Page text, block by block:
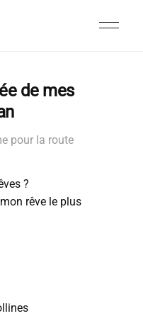
de mes
pour la route
?
rêve le plus